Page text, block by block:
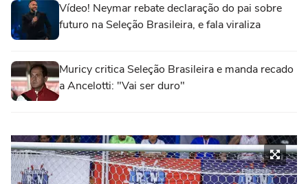
Vídeo! Neymar rebate declaração do pai sobre
futuro na Seleção Brasileira, e fala viraliza
Muricy critica Seleção Brasileira e manda recado
a Ancelotti: "Vai ser duro"